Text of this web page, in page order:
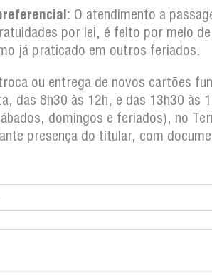
O atendimento a
por lei, é feito por meio
já praticado em outros
ou entrega de novos cartões
das 8h30 às 12h, e das 13h30 às
domingos e feriados), no
presença do titular, com